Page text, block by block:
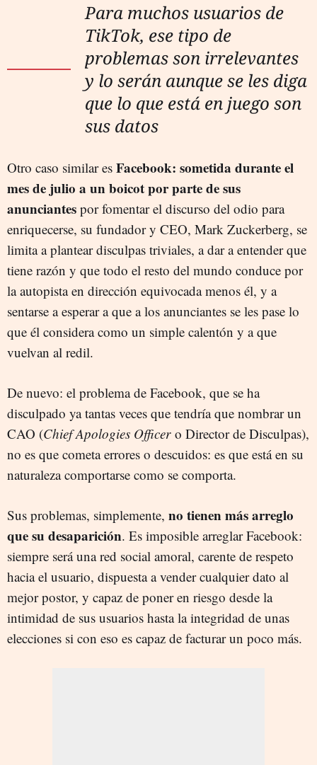
Para muchos usuarios de
TikTok, ese tipo de
problemas son irrelevantes
y lo serán aunque se les diga
que lo que está en juego son
sus datos
Otro caso similar es Facebook: sometida durante el
mes de julio a un boicot por parte de sus
anunciantes por fomentar el discurso del odio para
enriquecerse, su fundador y CEO, Mark Zuckerberg, se
limita a plantear disculpas triviales, a dar a entender que
tiene razón y que todo el resto del mundo conduce por
la autopista en dirección equivocada menos él, y a
sentarse a esperar a que a los anunciantes se les pase lo
que él considera como un simple calentón y a que
vuelvan al redil.
De nuevo: el problema de Facebook, que se ha
disculpado ya tantas veces que tendría que nombrar un
CAO (Chief Apologies Officero Director de Disculpas),
no es que cometa errores o descuidos: es que está en su
naturaleza comportarse como se comporta.
Sus problemas, simplemente, no tienen más arreglo
que su desaparición. Es imposible arreglar Facebook:
siempre será una red social amoral, carente de respeto
hacia el usuario, dispuesta a vender cualquier dato al
mejor postor, y capaz de poner en riesgo desde la
intimidad de sus usuarios hasta la integridad de unas
elecciones si con eso es capaz de facturar un poco más.